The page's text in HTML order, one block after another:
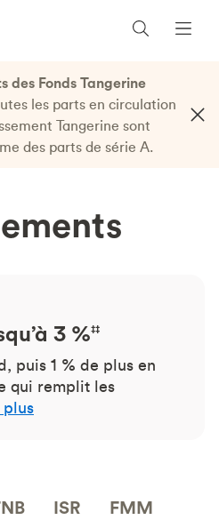
des Fonds Tangerine
les parts en circulation
Tangerine sont
des parts de série A.
3 %‡‡
puis 1 % de plus en
qui remplit les
plus
ISR FMM